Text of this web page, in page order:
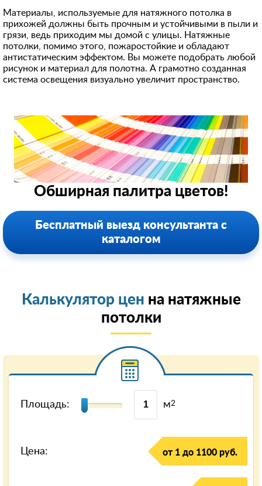
Материалы, используемые для натяжного потолка в
прихожей должны быть прочным и устойчивыми в пыли и
грязи, ведь приходим мы домой с улицы. Натяжные
потолки, помимо этого, пожаростойкие и обладают
антистатическим эффектом. Вы можете подобрать любой
рисунок и материал для полотна. А грамотно созданная
система освещения визуально увеличит пространство.
Обширная палитра цветов!
Бесплатный выезд консультанта с
каталогом
Калькулятор цен на натяжные
потолки
Площадь: м2
Цена: от 1 до 1100 руб.